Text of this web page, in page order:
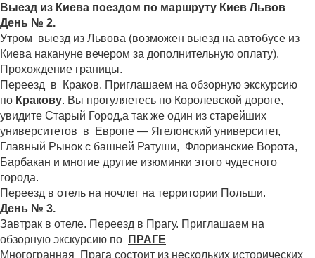
Выезд из Киева поездом по маршруту Киев Львов
День № 2.
Утром выезд из Львова (возможен выезд на автобусе из
Киева накануне вечером за дополнительную оплату).
Прохождение границы.
Переезд в Краков. Приглашаем на обзорную экскурсию
по Кракову. Вы прогуляетесь по Королевской дороге,
увидите Старый Город,а так же один из старейших
университетов в Европе — Ягелонский университет,
Главный Рынок с башней Ратуши, Флорианские Ворота,
Барбакан и многие другие изюминки этого чудесного
города.
Переезд в отель на ночлег на территории Польши.
День № 3.
Завтрак в отеле. Переезд в Прагу. Приглашаем на
обзорную экскурсию по
ПРАГЕ
Многогранная Прага состоит из нескольких исторических